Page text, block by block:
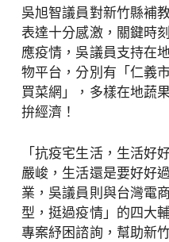
吳旭智議員對新竹縣補
表達十分感激，關鍵時
應疫情，吳議員支持在
物平台，分別有「仁義
買菜網」，多樣在地蔬
拚經濟！
「抗疫宅生活，生活好
嚴峻，生活還是要好好
業，吳議員則與台灣電
型，挺過疫情」的四大
專案紓困諮詢，幫助新